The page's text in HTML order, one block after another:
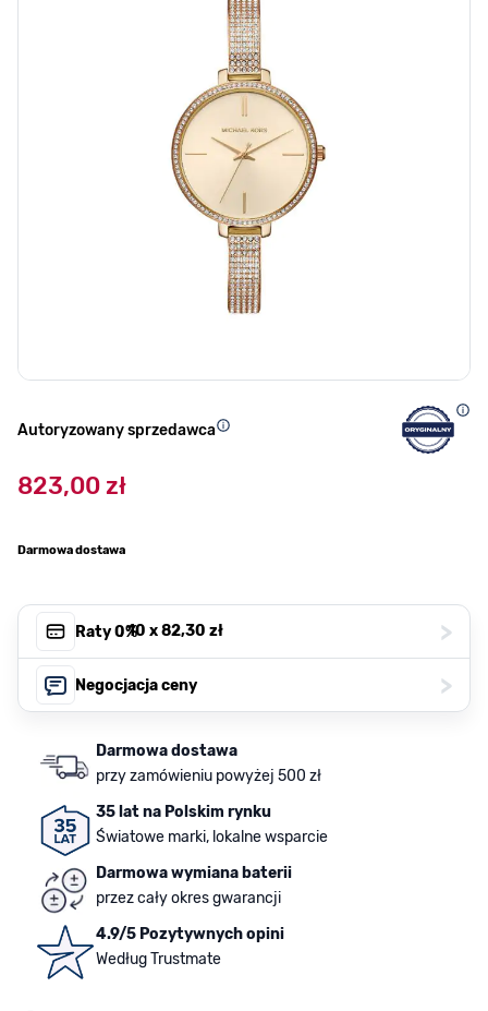
Autoryzowany sprzedawca
823,00 zł
Darmowa dostawa
Raty 0%, 10 x82,30 zł >
Negocjacja ceny >
Darmowa dostawa
przy zamówieniu powyżej 500 zł
35 lat na Polskim rynku
Światowe marki, lokalne wsparcie
Darmowa wymiana baterii
przez cały okres gwarancji
4.9/5 Pozytywnych opini
Według Trustmate